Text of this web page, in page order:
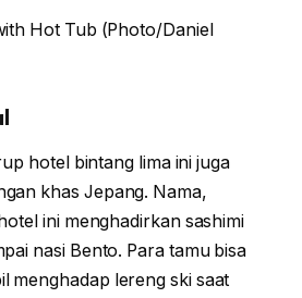
Hot Tub (Photo/Daniel
hotel bintang lima ini juga
khas Jepang. Nama,
ini menghadirkan sashimi
nasi Bento. Para tamu bisa
menghadap lereng ski saat